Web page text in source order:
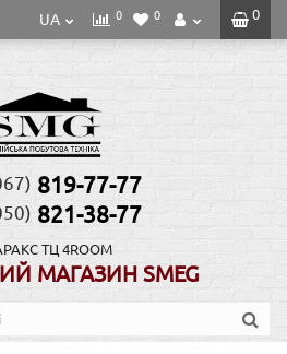
0
UA 0 0
819-77-77
821-38-77
ТЦ 4ROOM
МАГАЗИН SMEG